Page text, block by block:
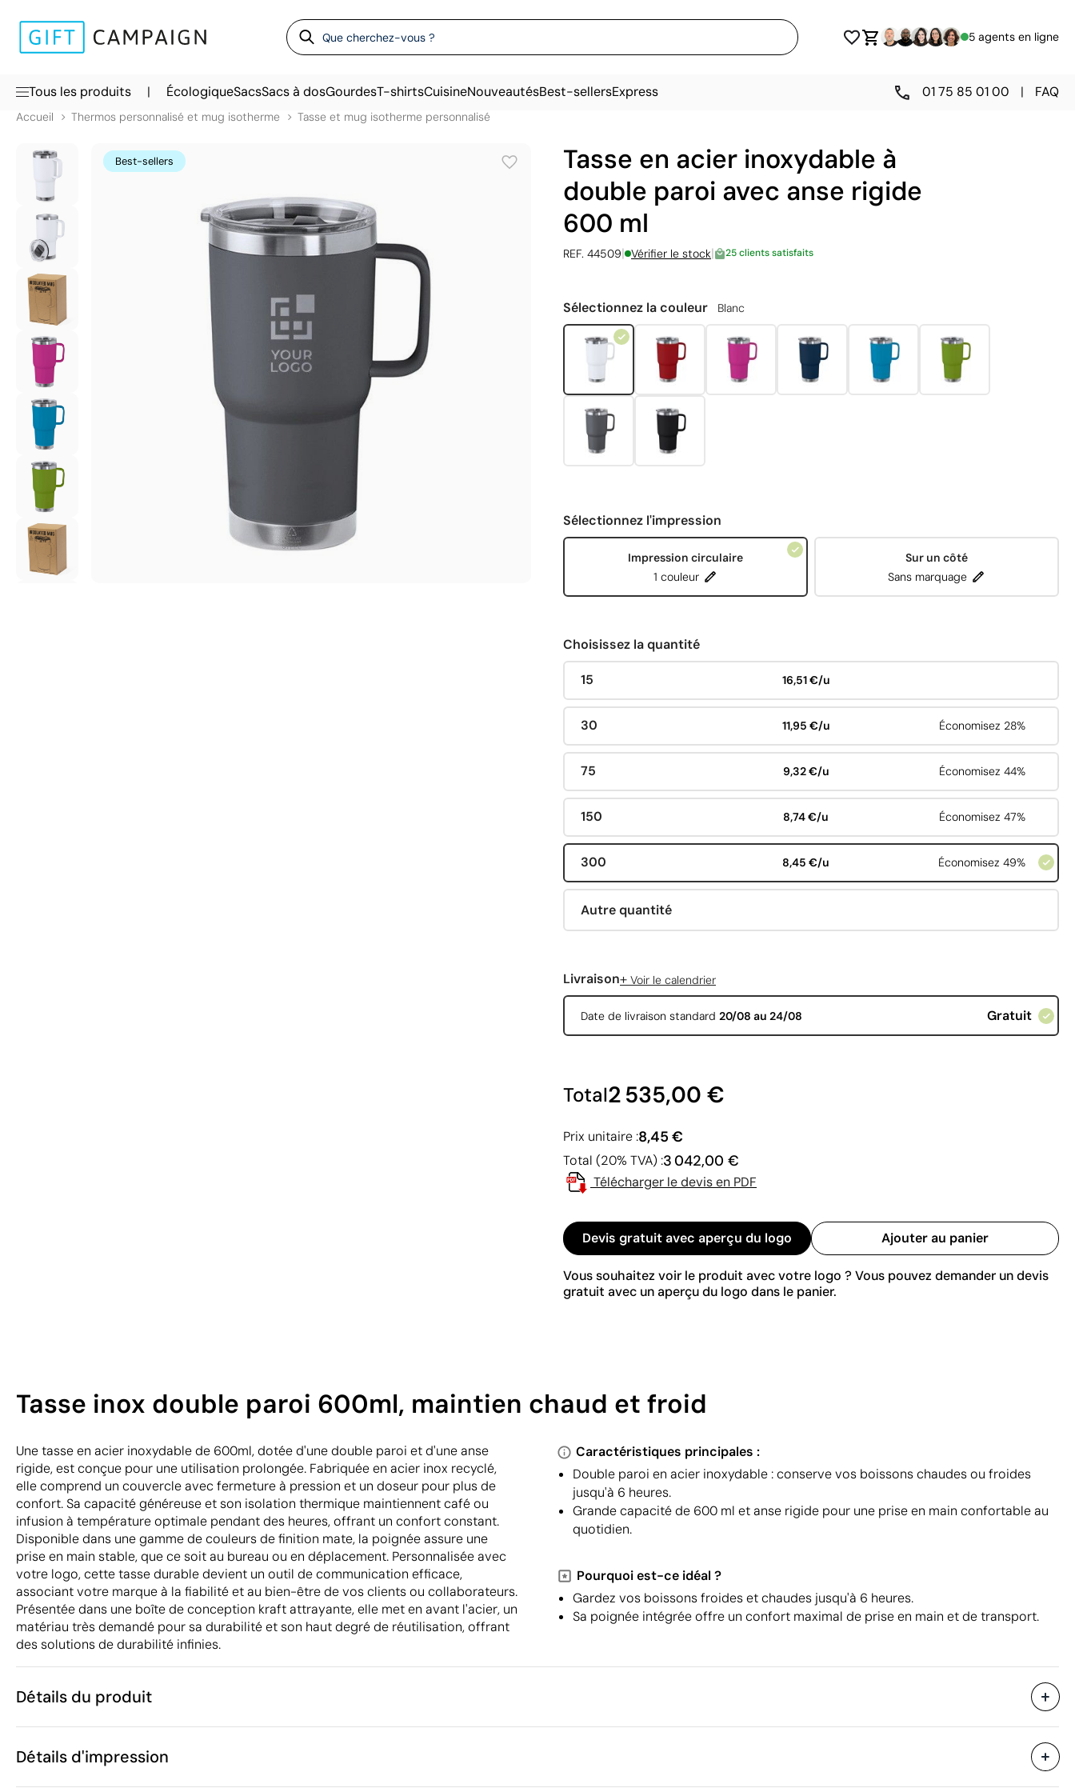
5 agents en ligne
Tous les produits | ÉcologiqueSacsSacs à dosGourdesT-shirtsCuisineNouveautésBest-sellersExpress 01 75 85 01 00 | FAQ
Accueil Thermos personnalisé et mug isotherme Tasse et mug isotherme personnalisé
Best-sellers
Tasse en acier inoxydable à
double paroi avec anse rigide
600 ml
REF. 44509| Vérifier le stock| 25 clients satisfaits
Sélectionnez la couleur Blanc
Sélectionnez l'impression
Impression circulaire
1 couleur
Sur un côté
Sans marquage
Choisissez la quantité
15 16,51 €/u
30 11,95 €/u Économisez 28%
75 9,32 €/u Économisez 44%
150 8,74 €/u Économisez 47%
300 8,45 €/u Économisez 49%
Autre quantité
Livraison+ Voir le calendrier
Date de livraison standard 20/08 au 24/08 Gratuit
Total2 535,00 €
Prix unitaire :8,45 €
Total (20% TVA) :3 042,00 €
Télécharger le devis en PDF
Devis gratuit avec aperçu du logo Ajouter au panier
Vous souhaitez voir le produit avec votre logo ? Vous pouvez demander un devis
gratuit avec un aperçu du logo dans le panier.
Tasse inox double paroi 600ml, maintien chaud et froid
Une tasse en acier inoxydable de 600ml, dotée d'une double paroi et d'une anse
rigide, est conçue pour une utilisation prolongée. Fabriquée en acier inox recyclé,
elle comprend un couvercle avec fermeture à pression et un doseur pour plus de
confort. Sa capacité généreuse et son isolation thermique maintiennent café ou
infusion à température optimale pendant des heures, offrant un confort constant.
Disponible dans une gamme de couleurs de finition mate, la poignée assure une
prise en main stable, que ce soit au bureau ou en déplacement. Personnalisée avec
votre logo, cette tasse durable devient un outil de communication efficace,
associant votre marque à la fiabilité et au bien-être de vos clients ou collaborateurs.
Présentée dans une boîte de conception kraft attrayante, elle met en avant l'acier, un
matériau très demandé pour sa durabilité et son haut degré de réutilisation, offrant
des solutions de durabilité infinies.
Caractéristiques principales :
Double paroi en acier inoxydable : conserve vos boissons chaudes ou froides
jusqu'à 6 heures.
Grande capacité de 600 ml et anse rigide pour une prise en main confortable au
quotidien.
Pourquoi est-ce idéal ?
Gardez vos boissons froides et chaudes jusqu'à 6 heures.
Sa poignée intégrée offre un confort maximal de prise en main et de transport.
Détails du produit
Caractéristiques
Code du produit
Emballage
Détails d'impression